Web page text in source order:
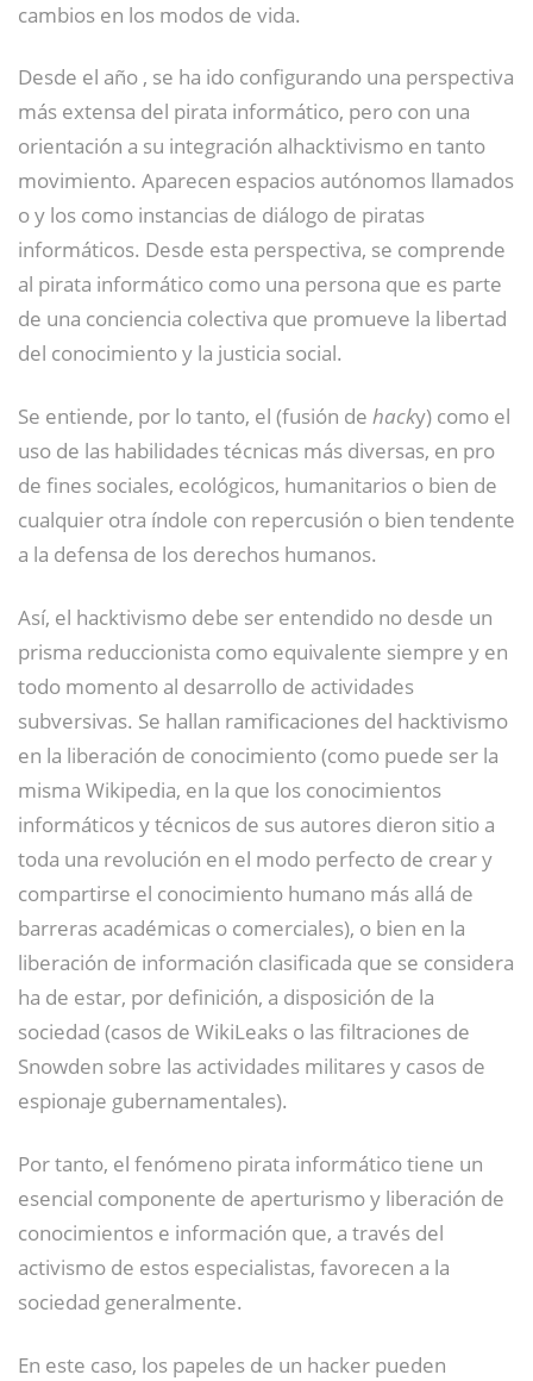
cambios en los modos de vida.
Desde el año , se ha ido configurando una perspectiva
más extensa del pirata informático, pero con una
orientación a su integración alhacktivismo en tanto
movimiento. Aparecen espacios autónomos llamados
oy los como instancias de diálogo de piratas
informáticos. Desde esta perspectiva, se comprende
al pirata informático como una persona que es parte
de una conciencia colectiva que promueve la libertad
del conocimiento y la justicia social.
Se entiende, por lo tanto, el (fusión de hacky) como el
uso de las habilidades técnicas más diversas, en pro
de fines sociales, ecológicos, humanitarios o bien de
cualquier otra índole con repercusión o bien tendente
a la defensa de los derechos humanos.
Así, el hacktivismo debe ser entendido no desde un
prisma reduccionista como equivalente siempre y en
todo momento al desarrollo de actividades
subversivas. Se hallan ramificaciones del hacktivismo
en la liberación de conocimiento (como puede ser la
misma Wikipedia, en la que los conocimientos
informáticos y técnicos de sus autores dieron sitio a
toda una revolución en el modo perfecto de crear y
compartirse el conocimiento humano más allá de
barreras académicas o comerciales), o bien en la
liberación de información clasificada que se considera
ha de estar, por definición, a disposición de la
sociedad (casos de WikiLeaks o las filtraciones de
Snowden sobre las actividades militares y casos de
espionaje gubernamentales).
Por tanto, el fenómeno pirata informático tiene un
esencial componente de aperturismo y liberación de
conocimientos e información que, a través del
activismo de estos especialistas, favorecen a la
sociedad generalmente.
En este caso, los papeles de un hacker pueden